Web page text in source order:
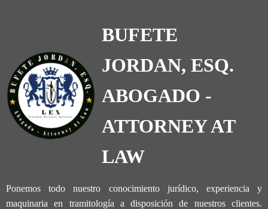
BUFETE
JORDAN, ESQ.
ABOGADO -
ATTORNEY AT
LAW
Ponemos todo nuestro conocimiento jurídico, experiencia y
maquinaria en tramitología a disposición de nuestros clientes.